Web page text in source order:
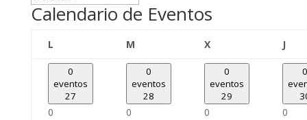
Calendario de Eventos
L Mmartes Xmiércoles J
0
eventos
27
0
0
eventos
28
0
0
eventos
29
0
0
0